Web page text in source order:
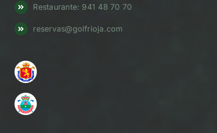
Restaurante: 941 48 70 70
reservas@golfrioja.com